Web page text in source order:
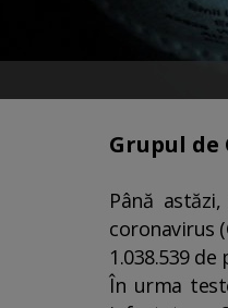
Grupul
Până
coronavirus
1.038.539
În urma